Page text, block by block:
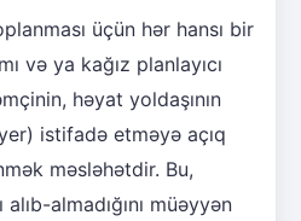
üçün hər hansı bir
və ya kağız planlayıcı
həyat yoldaşının
istifadə etməyə açıq
məsləhətdir. Bu,
alıb-almadığını müəyyən